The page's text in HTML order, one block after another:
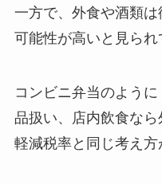
一方で、外食や酒類
可能性が高いと見られ
コンビニ弁当のよう
品扱い、店内飲食なら
軽減税率と同じ考え方